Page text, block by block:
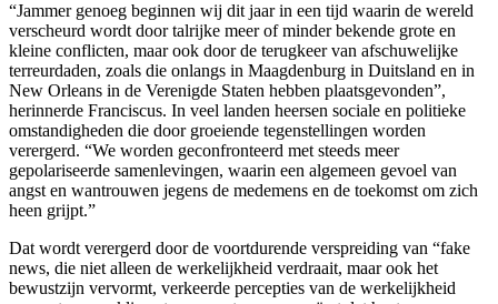
“Jammer genoeg beginnen wij dit jaar in een tijd waarin de wereld
verscheurd wordt door talrijke meer of minder bekende grote en
kleine conflicten, maar ook door de terugkeer van afschuwelijke
terreurdaden, zoals die onlangs in Maagdenburg in Duitsland en in
New Orleans in de Verenigde Staten hebben plaatsgevonden”,
herinnerde Franciscus. In veel landen heersen sociale en politieke
omstandigheden die door groeiende tegenstellingen worden
verergerd. “We worden geconfronteerd met steeds meer
gepolariseerde samenlevingen, waarin een algemeen gevoel van
angst en wantrouwen jegens de medemens en de toekomst om zich
heen grijpt.”
Dat wordt verergerd door de voortdurende verspreiding van “fake
news, die niet alleen de werkelijkheid verdraait, maar ook het
bewustzijn vervormt, verkeerde percepties van de werkelijkheid